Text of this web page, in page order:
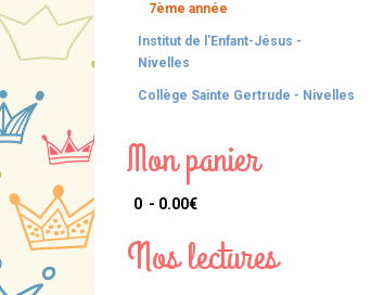
7ème année
Institut de l'Enfant-Jésus -
Nivelles
Collège Sainte Gertrude - Nivelles
Mon panier
0 - 0.00‎€
Nos lectures